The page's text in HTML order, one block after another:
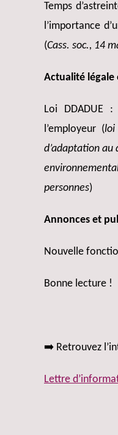
Temps
l’importance
(Cass. soc., 14
Actualité
Loi DDADUE
l’employeur (loi
d’adaptation
personnes)
Annonces et
Nouvelle
Bonne lecture !
➡️ Retrouvez
Lettre